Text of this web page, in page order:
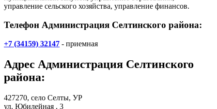
управление сельского хозяйства, управление финансов.
Телефон Администрация Селтинского района:
+7 (34159) 32147 - приемная
Адрес Администрация Селтинского
района:
427270, село Селты, УР
ул. Юбилейная , 3